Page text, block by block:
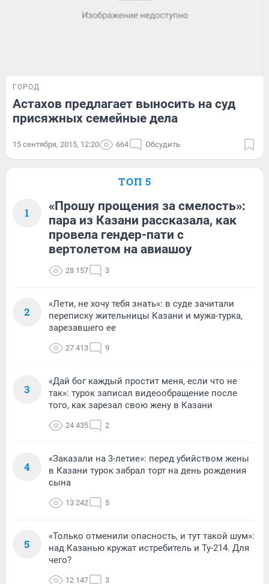
ГОРОД
Астахов предлагает выносить на суд
присяжных семейные дела
15 сентября, 2015, 12:20 664 Обсудить
ТОП 5
1
«Прошу прощения за смелость»:
пара из Казани рассказала, как
провела гендер-пати с
вертолетом на авиашоу
28 157 3
2
«Лети, не хочу тебя знать»: в суде зачитали
переписку жительницы Казани и мужа-турка,
зарезавшего ее
27 413 9
3
«Дай бог каждый простит меня, если что не
так»: турок записал видеообращение после
того, как зарезал свою жену в Казани
24 435 2
4
«Заказали на 3-летие»: перед убийством жены
в Казани турок забрал торт на день рождения
сына
13 242 5
5
«Только отменили опасность, и тут такой шум»:
над Казанью кружат истребитель и Ту-214. Для
чего?
12 147 3